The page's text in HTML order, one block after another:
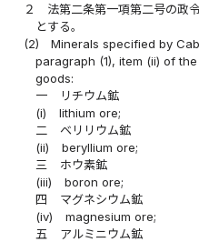
２
法第二条第一項第二号の政
とする。
(2)
Minerals specified by
paragraph (1), item (ii) of
goods:
一
リチウム鉱
(i)
lithium ore;
二
ベリリウム鉱
(ii)
beryllium ore;
三
ホウ素鉱
(iii)
boron ore;
四
マグネシウム鉱
(iv)
magnesium ore;
五
アルミニウム鉱